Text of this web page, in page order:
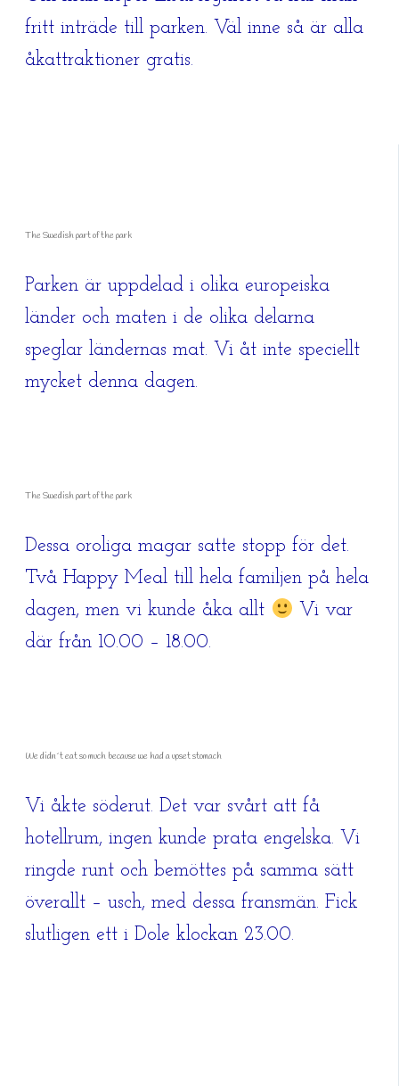
fritt inträde till parken. Väl inne så är alla
åkattraktioner gratis.
The Swedish part of the park
Parken är uppdelad i olika europeiska
länder och maten i de olika delarna
speglar ländernas mat. Vi åt inte speciellt
mycket denna dagen.
The Swedish part of the park
Dessa oroliga magar satte stopp för det.
Två Happy Meal till hela familjen på hela
dagen, men vi kunde åka allt
Vi var
där från 10.00 – 18.00.
We didn´t eat so much because we had a upset stomach
Vi åkte söderut. Det var svårt att få
hotellrum, ingen kunde prata engelska. Vi
ringde runt och bemöttes på samma sätt
överallt – usch, med dessa fransmän. Fick
slutligen ett i Dole klockan 23.00.